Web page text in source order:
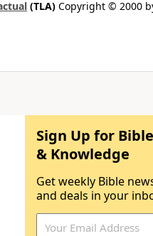
(TLA) Copyright © 2000
Sign Up for
& Knowledge
Get weekly Bible
and deals in your